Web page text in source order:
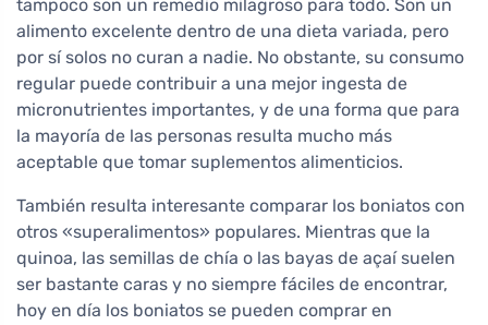
tampoco son un remedio milagroso para todo. Son un
alimento excelente dentro de una dieta variada, pero
por sí solos no curan a nadie. No obstante, su consumo
regular puede contribuir a una mejor ingesta de
micronutrientes importantes, y de una forma que para
la mayoría de las personas resulta mucho más
aceptable que tomar suplementos alimenticios.
También resulta interesante comparar los boniatos con
otros «superalimentos» populares. Mientras que la
quinoa, las semillas de chía o las bayas de açaí suelen
ser bastante caras y no siempre fáciles de encontrar,
hoy en día los boniatos se pueden comprar en